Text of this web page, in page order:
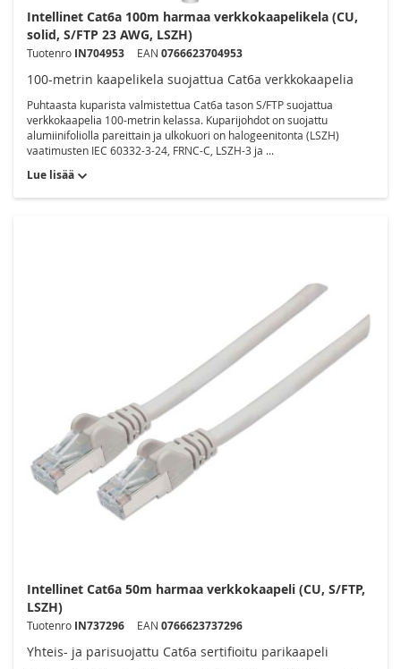
Intellinet Cat6a 100m harmaa verkkokaapelikela (CU,
solid, S/FTP 23 AWG, LSZH)
Tuotenro IN704953 EAN 0766623704953
100-metrin kaapelikela suojattua Cat6a verkkokaapelia
Puhtaasta kuparista valmistettua Cat6a tason S/FTP suojattua
verkkokaapelia 100-metrin kelassa. Kuparijohdot on suojattu
alumiinifoliolla pareittain ja ulkokuori on halogeenitonta (LSZH)
vaatimusten IEC 60332-3-24, FRNC-C, LSZH-3 ja ...
Lue lisää
Intellinet Cat6a 50m harmaa verkkokaapeli (CU, S/FTP,
LSZH)
Tuotenro IN737296 EAN 0766623737296
Yhteis- ja parisuojattu Cat6a sertifioitu parikaapeli